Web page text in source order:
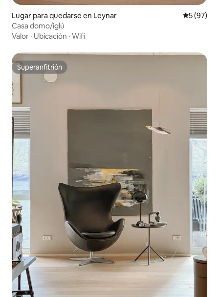
Lugar para quedarse en Leynar
5 (97)
Casa domo/iglú
Valor · Ubicación · Wifi
Superanfitrión
Superanfitrión